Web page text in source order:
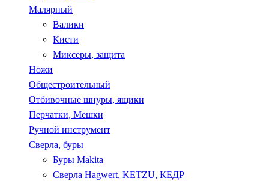
Малярный
Валики
Кисти
Миксеры, защита
Ножи
Общестроительный
Отбивочные шнуры, ящики
Перчатки, Мешки
Ручной инструмент
Сверла, буры
Буры Makita
Сверла Hagwert, KETZU, КЕДР